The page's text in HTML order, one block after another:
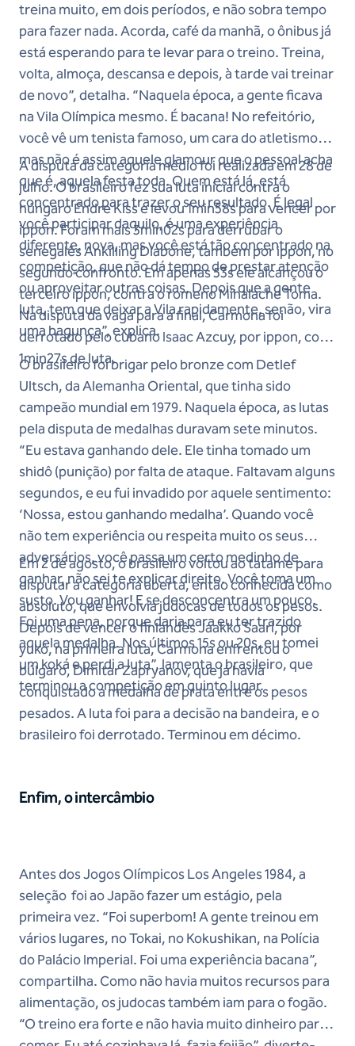
treina muito, em dois períodos, e não sobra tempo
para fazer nada. Acorda, café da manhã, o ônibus já
está esperando para te levar para o treino. Treina,
volta, almoça, descansa e depois, à tarde vai treinar
de novo”, detalha. “Naquela época, a gente ficava
na Vila Olímpica mesmo. É bacana! No refeitório,
você vê um tenista famoso, um cara do atletismo,
mas não é assim aquele glamour que o pessoal acha
que é, aquela festa toda. Quem está lá, está
concentrado para trazer o seu resultado. É legal
você participar daquilo, é uma experiência
diferente, nova, mas você está tão concentrado na
competição, que não dá tempo de prestar atenção
ou aproveitar outras coisas. Depois que a gente
luta, tem que deixar a Vila rapidamente, senão, vira
uma bagunça”, explica.
A disputa da categoria médio foi realizada em 28 de
julho. O brasileiro fez sua luta inicial contra o
húngaro Endre Kiss e levou 1min58s para vencer por
ippon. Foram mais 3min02s para derrubar o
senegalês Ankilling Diabone, também por ippon, no
segundo confronto. Em apenas 53s ele alcançou o
terceiro ippon, contra o romeno Mihalache Toma.
Na disputa da vaga para a final, Carmona foi
derrotado pelo cubano Isaac Azcuy, por ippon, com
1min27s de luta.
O brasileiro foi brigar pelo bronze com Detlef
Ultsch, da Alemanha Oriental, que tinha sido
campeão mundial em 1979. Naquela época, as lutas
pela disputa de medalhas duravam sete minutos.
“Eu estava ganhando dele. Ele tinha tomado um
shidô (punição) por falta de ataque. Faltavam alguns
segundos, e eu fui invadido por aquele sentimento:
‘Nossa, estou ganhando medalha’. Quando você
não tem experiência ou respeita muito os seus
adversários, você passa um certo medinho de
ganhar, não sei te explicar direito. Você toma um
susto. Vou ganhar! E se desconcentra um pouco.
Foi uma pena, porque daria para eu ter trazido
aquela medalha. Nos últimos 15s ou 20s, eu tomei
um koká e perdi a luta”, lamenta o brasileiro, que
terminou a competição em quinto lugar.
Em 2 de agosto, o brasileiro voltou ao tatame para
disputar a categoria aberta, então conhecida como
absoluto, que envolvia judocas de todos os pesos.
Depois de vencer o finlandês Jaakko Saari, por
yukô, na primeira luta, Carmona enfrentou o
búlgaro, Dimitar Zapryanov, que já havia
conquistado a medalha de prata entre os pesos
pesados. A luta foi para a decisão na bandeira, e o
brasileiro foi derrotado. Terminou em décimo.
Enfim, o intercâmbio
Antes dos Jogos Olímpicos Los Angeles 1984, a
seleção foi ao Japão fazer um estágio, pela
primeira vez. “Foi superbom! A gente treinou em
vários lugares, no Tokai, no Kokushikan, na Polícia
do Palácio Imperial. Foi uma experiência bacana”,
compartilha. Como não havia muitos recursos para
alimentação, os judocas também iam para o fogão.
“O treino era forte e não havia muito dinheiro para